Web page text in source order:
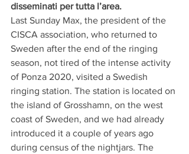
disseminati per tutta l’area.
Last Sunday Max, the president of the
CISCA association, who returned to
Sweden after the end of the ringing
season, not tired of the intense activity
of Ponza 2020, visited a Swedish
ringing station. The station is located on
the island of Grosshamn, on the west
coast of Sweden, and we had already
introduced it a couple of years ago
during census of the nightjars. The